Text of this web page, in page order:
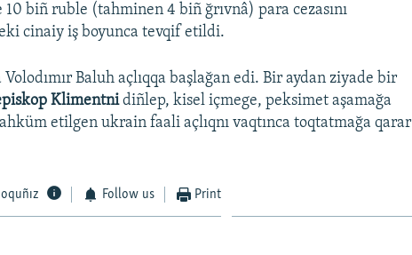
10 biñ ruble (tahminen 4 biñ ğrıvnâ) para cezasını
cinaiy iş boyunca tevqif etildi.
Baluh açlıqqa başlağan edi. Bir aydan ziyade bir
Klimentnidiñlep, kisel içmege, peksimet aşamağa
etilgen ukrain faali açlıqnı vaqtınca toqtatmağa qarar
Follow us Print